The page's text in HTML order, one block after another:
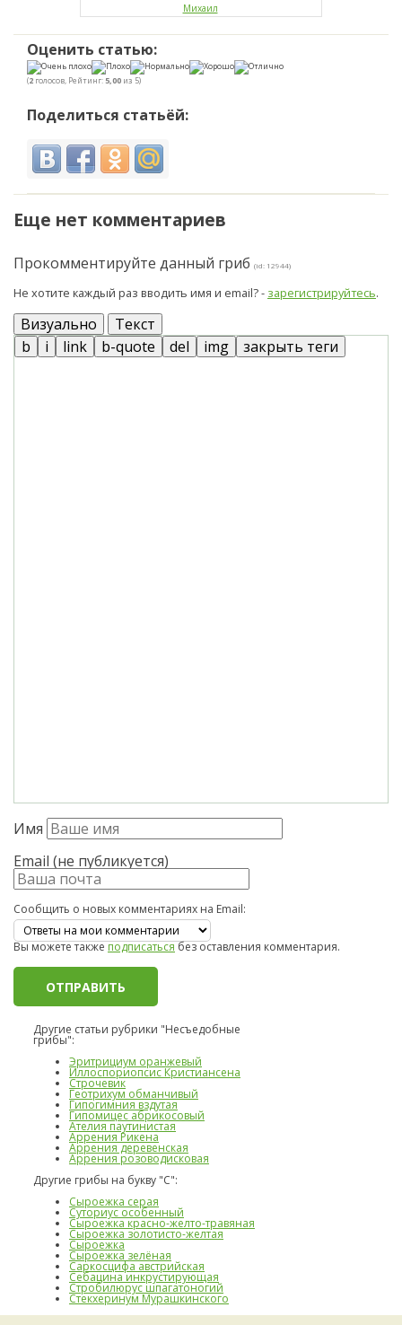
Михаил
Оценить статью:
(2 голосов, Рейтинг: 5,00 из 5)
Поделиться статьёй:
Еще нет комментариев
Прокомментируйте данный гриб (id: 12944)
Не хотите каждый раз вводить имя и email? - зарегистрируйтесь.
Визуально Текст
Имя
Email (не публикуется)
Сообщить о новых комментариях на Email:
Вы можете такжеподписатьсябез оставления комментария.
Другие статьи рубрики "Несъедобные
грибы":
Эритрициум оранжевый
Иллоспориопсис Кристиансена
Строчевик
Геотрихум обманчивый
Гипогимния вздутая
Гипомицес абрикосовый
Ателия паутинистая
Аррения Рикена
Аррения деревенская
Аррения розоводисковая
Другие грибы на букву "С":
Сыроежка серая
Суториус особенный
Сыроежка красно-желто-травяная
Сыроежка золотисто-желтая
Сыроежка
Сыроежка зелёная
Саркосцифа австрийская
Себацина инкрустирующая
Стробилюрус шпагатоногий
Стекхеринум Мурашкинского